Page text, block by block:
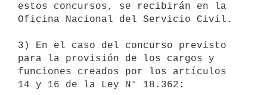
estos concursos, se recibirán en la
Oficina Nacional del Servicio Civil.
3) En el caso del concurso previsto
para la provisión de los cargos y
funciones creados por los artículos
14 y 16 de la Ley N° 18.362: